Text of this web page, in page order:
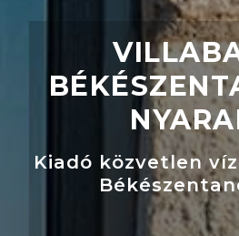
Kiadó közvetlen